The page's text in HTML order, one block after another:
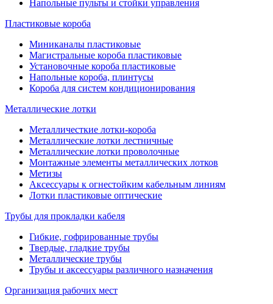
Напольные пульты и стойки управления
Пластиковые короба
Миниканалы пластиковые
Магистральные короба пластиковые
Установочные короба пластиковые
Напольные короба, плинтусы
Короба для систем кондиционирования
Металлические лотки
Металличесткие лотки-короба
Металлические лотки лестничные
Металлические лотки проволочные
Монтажные элементы металлических лотков
Метизы
Аксессуары к огнестойким кабельным линиям
Лотки пластиковые оптические
Трубы для прокладки кабеля
Гибкие, гофрированные трубы
Твердые, гладкие трубы
Металлические трубы
Трубы и аксессуары различного назначения
Организация рабочих мест